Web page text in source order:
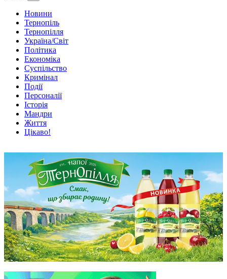
Новини
Тернопіль
Тернопілля
Україна/Світ
Політика
Економіка
Суспільство
Кримінал
Події
Персоналії
Історія
Мандри
Життя
Цікаво!